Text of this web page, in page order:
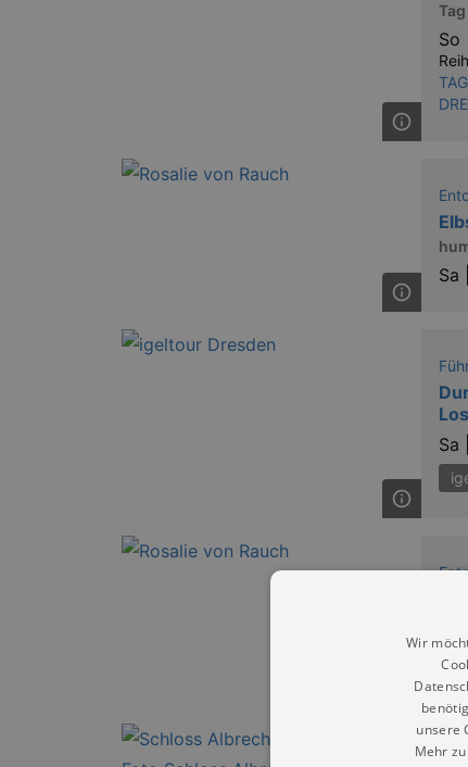
So |
Sa |
Sa |
Wir
unsere
Mehr